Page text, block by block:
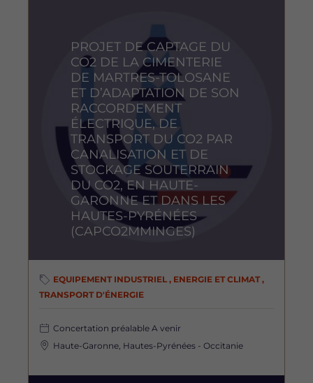
PROJET DE CAPTAGE DU
CO2 DE LA CIMENTERIE
DE MARTRES-TOLOSANE
ET D’ADAPTATION DE SON
RACCORDEMENT
ÉLECTRIQUE, DE
TRANSPORT DU CO2 PAR
CANALISATION ET DE
STOCKAGE SOUTERRAIN
DU CO2, EN HAUTE-
GARONNE ET DANS LES
HAUTES-PYRÉNÉES
(CAPCO2MMINGES)
EQUIPEMENT INDUSTRIEL , ENERGIE ET CLIMAT ,
TRANSPORT D'ÉNERGIE
Concertation préalable A venir
Haute-Garonne, Hautes-Pyrénées - Occitanie